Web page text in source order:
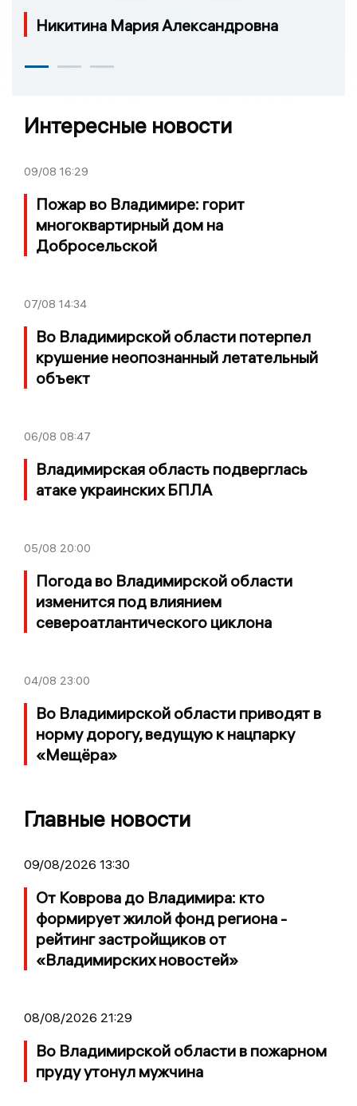
Никитина Мария Александровна
Интересные новости
09/08 16:29
Пожар во Владимире: горит
многоквартирный дом на
Добросельской
07/08 14:34
Во Владимирской области потерпел
крушение неопознанный летательный
объект
06/08 08:47
Владимирская область подверглась
атаке украинских БПЛА
05/08 20:00
Погода во Владимирской области
изменится под влиянием
североатлантического циклона
04/08 23:00
Во Владимирской области приводят в
норму дорогу, ведущую к нацпарку
«Мещёра»
Главные новости
09/08/2026 13:30
От Коврова до Владимира: кто
формирует жилой фонд региона -
рейтинг застройщиков от
«Владимирских новостей»
08/08/2026 21:29
Во Владимирской области в пожарном
пруду утонул мужчина